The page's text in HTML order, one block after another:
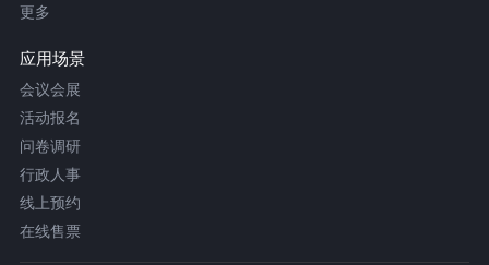
更多
应用场景
会议会展
活动报名
问卷调研
行政人事
线上预约
在线售票